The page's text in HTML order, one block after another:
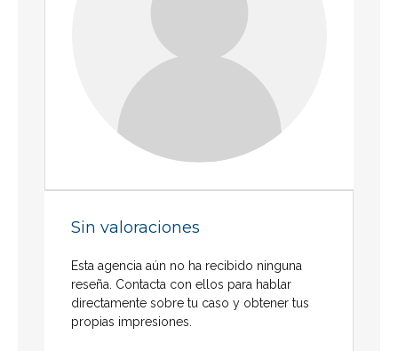
Sin valoraciones
Esta agencia aún no ha recibido ninguna
reseña. Contacta con ellos para hablar
directamente sobre tu caso y obtener tus
propias impresiones.